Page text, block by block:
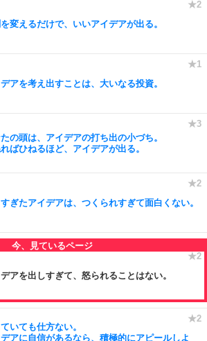
変えるだけで、いいアイデアが出る。
アを考え出すことは、大いなる投資。
の頭は、アイデアの打ち出の小づち。
ばひねるほど、アイデアが出る。
ぎたアイデアは、つくられすぎて面白くない。
アを出しすぎて、怒られることはない。
いても仕方ない。
アに自信があるなら、積極的にアピールしよ